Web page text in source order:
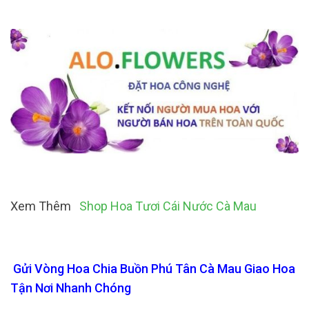
Xem Thêm Shop Hoa Tươi Cái Nước Cà Mau
Gửi Vòng Hoa Chia Buồn Phú Tân Cà Mau Giao Hoa
Tận Nơi Nhanh Chóng